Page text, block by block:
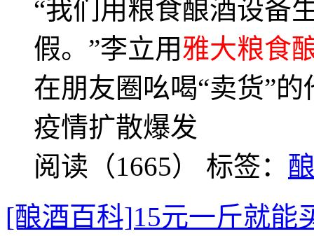
“我们用粮食酿酒设备
假。”李立用雅大粮食
在朋友圈吆喝“卖货”
疫情扩散爆发
阅读（1665） 标签：
[酿酒百科]15元一斤就能